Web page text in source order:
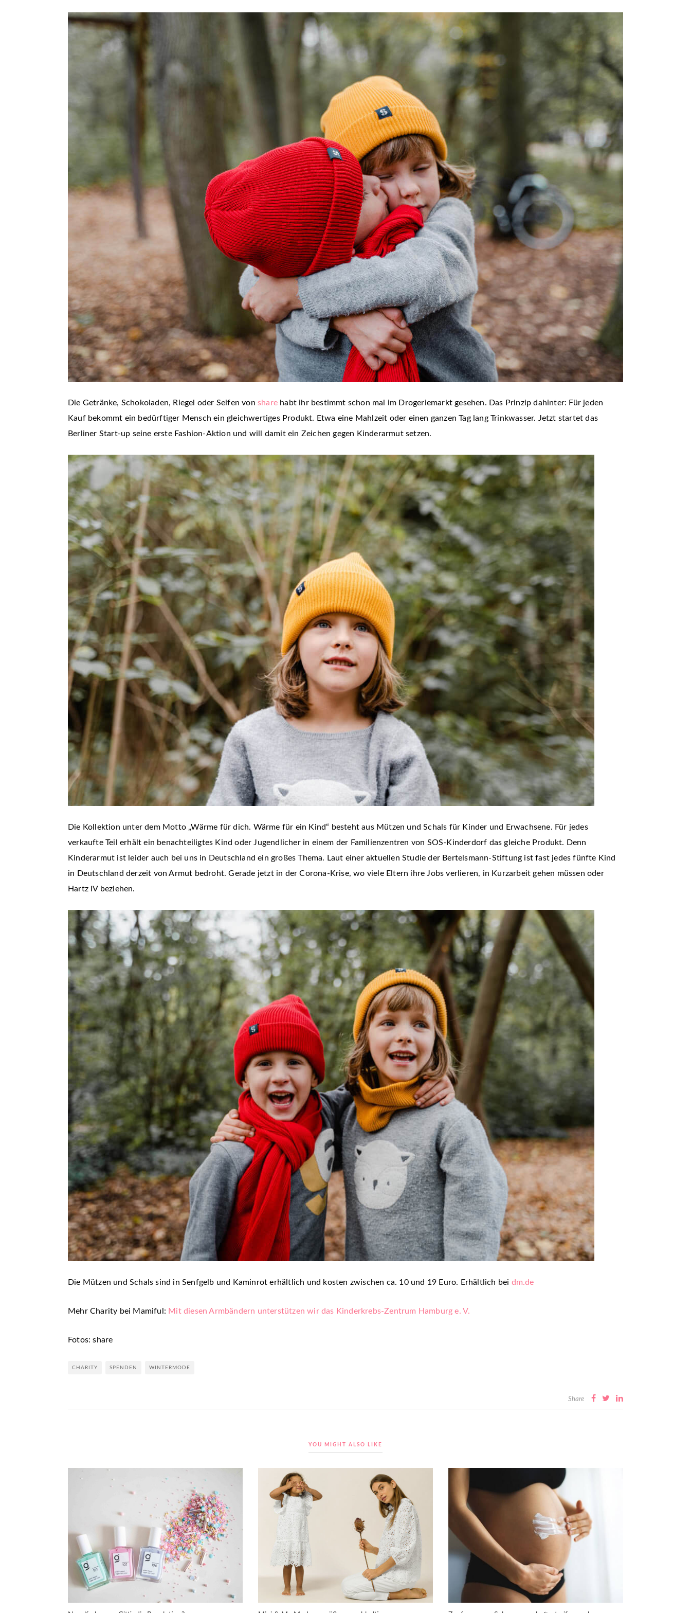
Die Getränke, Schokoladen, Riegel oder Seifen vonshare habt ihr bestimmt schon mal im Drogeriemarkt gesehen. Das Prinzip dahinter: Für jeden
Kauf bekommt ein bedürftiger Mensch ein gleichwertiges Produkt. Etwa eine Mahlzeit oder einen ganzen Tag lang Trinkwasser. Jetzt startet das
Berliner Start-up seine erste Fashion-Aktion und will damit ein Zeichen gegen Kinderarmut setzen.
Die Kollektion unter dem Motto „Wärme für dich. Wärme für ein Kind“ besteht aus Mützen und Schals für Kinder und Erwachsene. Für jedes
verkaufte Teil erhält ein benachteiligtes Kind oder Jugendlicher in einem der Familienzentren von SOS-Kinderdorf das gleiche Produkt. Denn
Kinderarmut ist leider auch bei uns in Deutschland ein großes Thema. Laut einer aktuellen Studie der Bertelsmann-Stiftung ist fast jedes fünfte Kind
in Deutschland derzeit von Armut bedroht. Gerade jetzt in der Corona-Krise, wo viele Eltern ihre Jobs verlieren, in Kurzarbeit gehen müssen oder
Hartz IV beziehen.
Die Mützen und Schals sind in Senfgelb und Kaminrot erhältlich und kosten zwischen ca. 10 und 19 Euro. Erhältlich bei dm.de
Mehr Charity bei Mamiful: Mit diesen Armbändern unterstützen wir das Kinderkrebs-Zentrum Hamburg e. V.
Fotos: share
CHARITY SPENDEN WINTERMODE
Share
YOU MIGHT ALSO LIKE